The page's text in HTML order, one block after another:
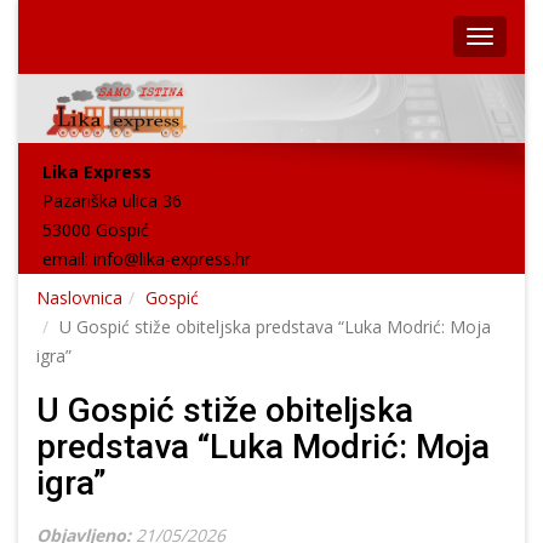
Lika Express
Pazariška ulica 36
53000 Gospić
email: info@lika-express.hr
Naslovnica
Gospić
U Gospić stiže obiteljska predstava “Luka Modrić: Moja
igra”
U Gospić stiže obiteljska
predstava “Luka Modrić: Moja
igra”
Objavljeno: 21/05/2026